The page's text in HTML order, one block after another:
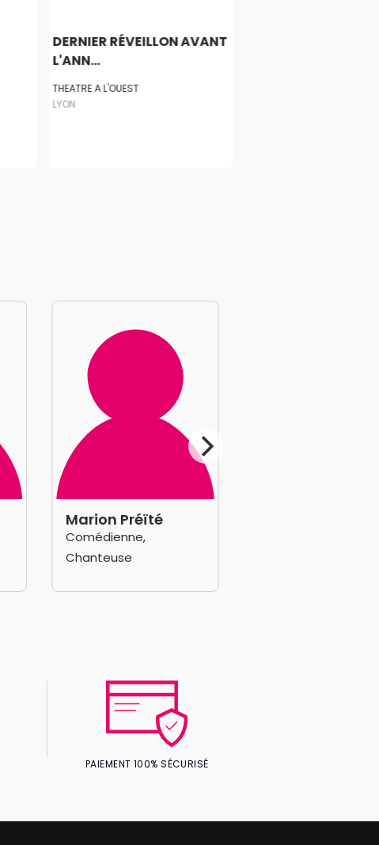
DERNIER RÉVEILLON AVANT
L'ANN...
THEATRE A L'OUEST
LYON
Marion Préïté
Comédienne,
Chanteuse
PAIEMENT 100% SÉCURISÉ